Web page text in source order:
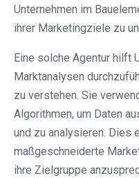
Unternehmen im
ihrer Marketingziele zu
Eine solche Agentur hilft
Marktanalysen
zu verstehen. Sie
Algorithmen, um Daten
und zu analysieren. Dies
maßgeschneiderte
ihre Zielgruppe